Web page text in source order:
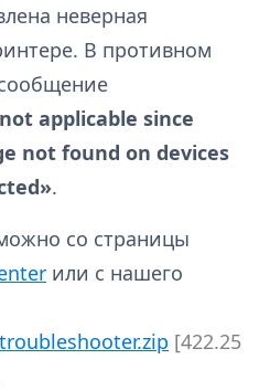
неверная
В противном
applicable since
not found on devices
.
со страницы
или с нашего
[422.25